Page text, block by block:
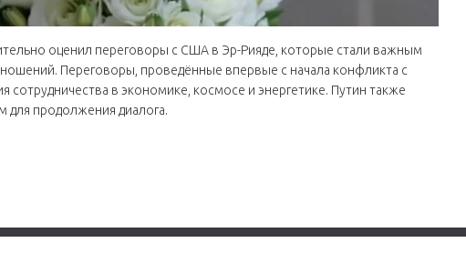
оценил переговоры с США в Эр-Рияде, которые стали важным
Переговоры, проведённые впервые с начала конфликта с
сотрудничества в экономике, космосе и энергетике. Путин также
для продолжения диалога.